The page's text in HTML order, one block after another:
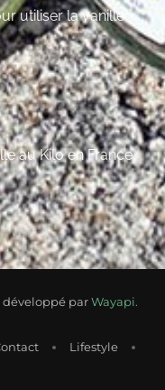
utiliser la vanille
au Kilo en France
développé parWayapi.
Lifestyle